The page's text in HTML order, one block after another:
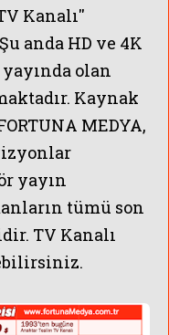
Kanalı''
anda HD ve 4K
olan
Kaynak
MEDYA,
yayın
tümü son
TV Kanalı